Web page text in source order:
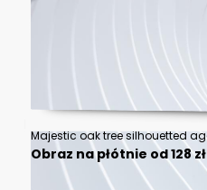
Obraz na płótnie od 128 zł